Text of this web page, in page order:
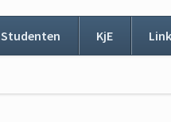
Studenten KjE